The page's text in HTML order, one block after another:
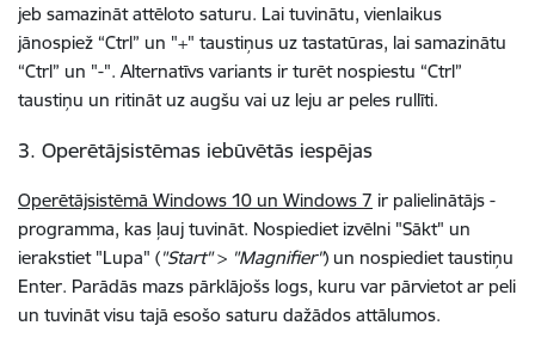
jeb samazināt attēloto saturu. Lai tuvinātu, vienlaikus
jānospiež “Ctrl” un "+" taustiņus uz tastatūras, lai samazinātu
“Ctrl” un "-". Alternatīvs variants ir turēt nospiestu “Ctrl”
taustiņu un ritināt uz augšu vai uz leju ar peles rullīti.
3. Operētājsistēmas iebūvētās iespējas
Operētājsistēmā Windows 10 un Windows 7 ir palielinātājs -
programma, kas ļauj tuvināt. Nospiediet izvēlni "Sākt" un
ierakstiet "Lupa" ("Start"> "Magnifier") un nospiediet taustiņu
Enter. Parādās mazs pārklājošs logs, kuru var pārvietot ar peli
un tuvināt visu tajā esošo saturu dažādos attālumos.